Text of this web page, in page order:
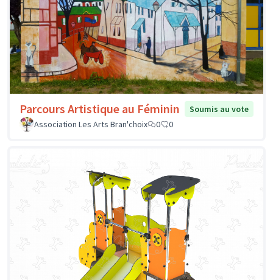
Parcours Artistique au Féminin
Soumis au vote
Association Les Arts Bran'choix
0 0